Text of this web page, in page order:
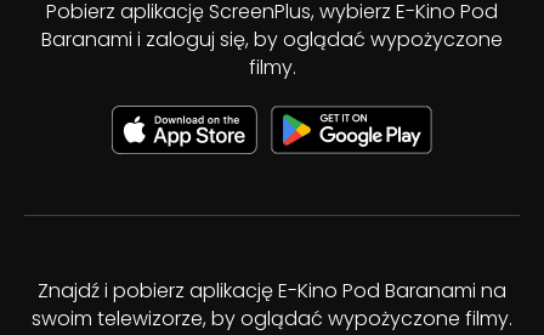
Pobierz aplikację ScreenPlus, wybierz E-Kino Pod
Baranami i zaloguj się, by oglądać wypożyczone
filmy.
Znajdź i pobierz aplikację E-Kino Pod Baranami na
swoim telewizorze, by oglądać wypożyczone filmy.